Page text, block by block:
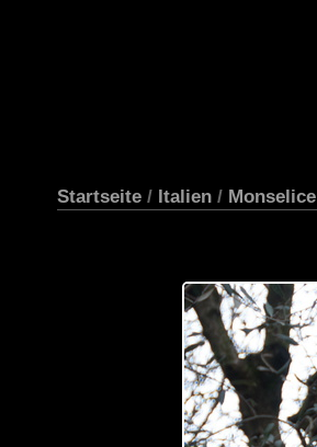
Startseite / Italien / Monselice